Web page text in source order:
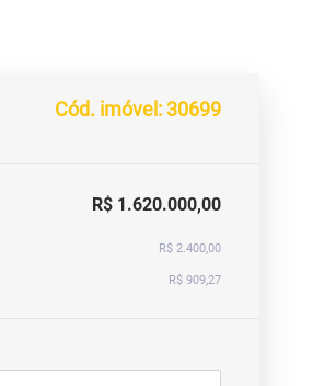
Cód. imóvel: 30699
R$ 1.620.000,00
R$ 2.400,00
R$ 909,27